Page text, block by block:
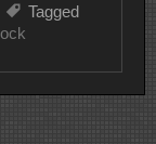
Tagged